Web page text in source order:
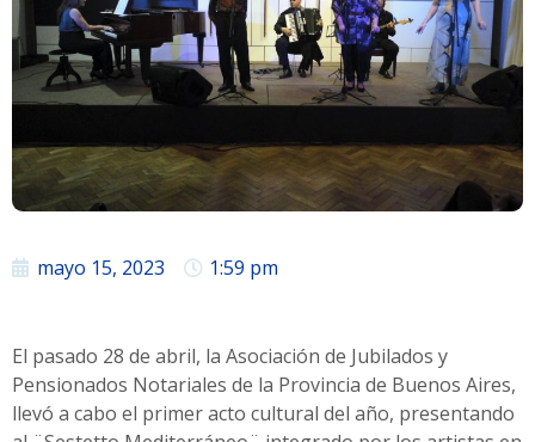
mayo 15, 2023 1:59 pm
El pasado 28 de abril, la Asociación de Jubilados y
Pensionados Notariales de la Provincia de Buenos Aires,
llevó a cabo el primer acto cultural del año, presentando